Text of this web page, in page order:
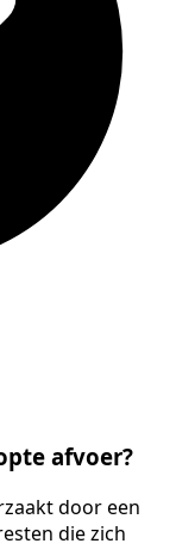
afvoer?
door een
die zich